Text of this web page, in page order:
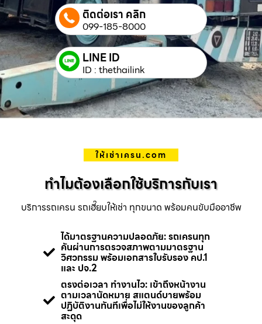
ติดต่อเรา คลิก
099-185-8000
LINE ID
ID : thethailink
ให้เช่าเครน.com
ทำไมต้องเลือกใช้บริการกับเรา
บริการรถเครน รถเฮี๊ยบให้เช่า ทุกขนาด พร้อมคนขับมืออาชีพ
ได้มาตรฐานความปลอดภัย: รถเครนทุก
คันผ่านการตรวจสภาพตามมาตรฐาน
วิศวกรรม พร้อมเอกสารใบรับรอง คป.1
และ ปจ.2
ตรงต่อเวลา ทำงานไว: เข้าถึงหน้างาน
ตามเวลานัดหมาย สแตนด์บายพร้อม
ปฏิบัติงานทันทีเพื่อไม่ให้งานของลูกค้า
สะดุด